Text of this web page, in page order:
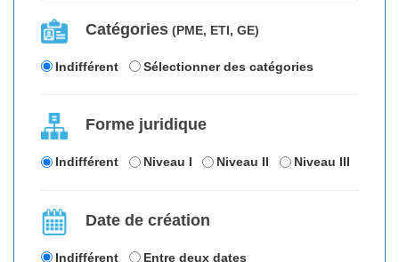
Catégories (PME, ETI, GE)
Indifférent Sélectionner des catégories
Forme juridique
Indifférent Niveau I Niveau II Niveau III
Date de création
Indifférent Entre deux dates